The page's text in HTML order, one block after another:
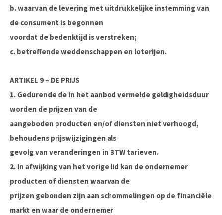
b. waarvan de levering met uitdrukkelijke instemming van
de consument is begonnen
voordat de bedenktijd is verstreken;
c. betreffende weddenschappen en loterijen.
ARTIKEL 9 – DE PRIJS
1. Gedurende de in het aanbod vermelde geldigheidsduur
worden de prijzen van de
aangeboden producten en/of diensten niet verhoogd,
behoudens prijswijzigingen als
gevolg van veranderingen in BTW tarieven.
2. In afwijking van het vorige lid kan de ondernemer
producten of diensten waarvan de
prijzen gebonden zijn aan schommelingen op de financiële
markt en waar de ondernemer